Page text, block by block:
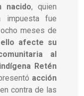
nacido, quien
impuesta fue
meses de
afecte su
al
Retén
acción
en contra de las